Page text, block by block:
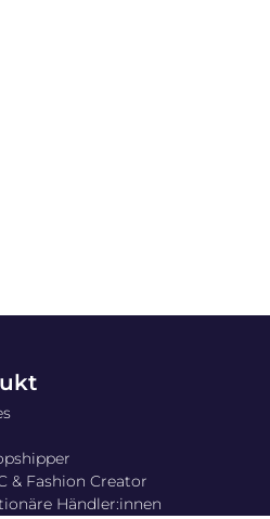
& Fashion Creator
Händler:innen